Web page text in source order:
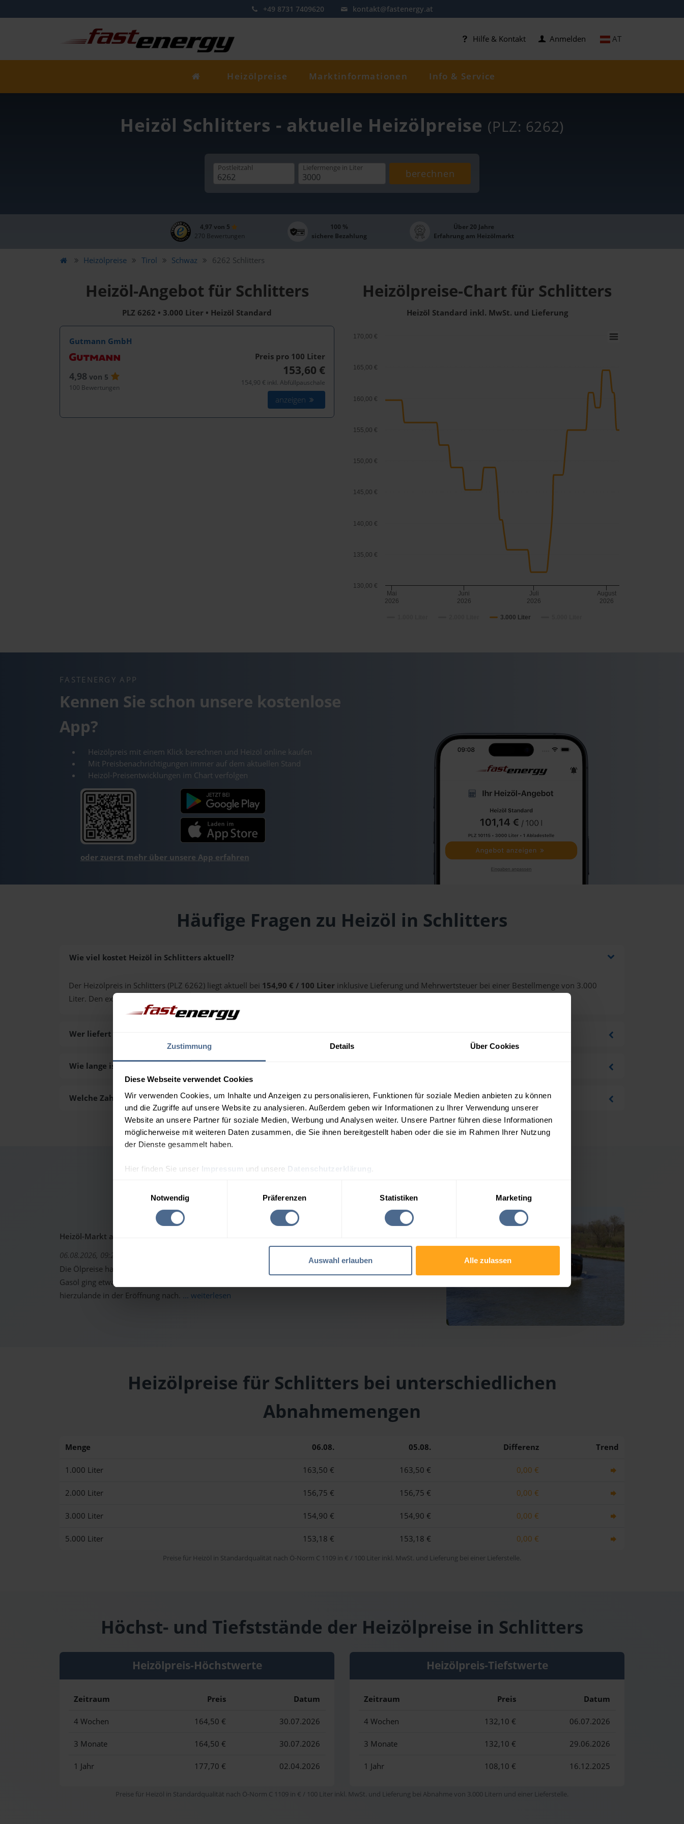
Zustimmung Details Über Cookies
Diese Webseite verwendet Cookies
Wir verwenden Cookies, um Inhalte und Anzeigen zu personalisieren, Funktionen für soziale Medien anbieten zu können
und die Zugriffe auf unsere Website zu analysieren. Außerdem geben wir Informationen zu Ihrer Verwendung unserer
Website an unsere Partner für soziale Medien, Werbung und Analysen weiter. Unsere Partner führen diese Informationen
möglicherweise mit weiteren Daten zusammen, die Sie ihnen bereitgestellt haben oder die sie im Rahmen Ihrer Nutzung
der Dienste gesammelt haben.
Hier finden Sie unser Impressum und unsere Datenschutzerklärung
Notwendig
Präferenzen Statistiken Marketing
Auswahl erlauben Alle zulassen
+49 8731 7409620 kontakt@fastenergy.at
AT
Hilfe & Kontakt Anmelden
Heizölpreise Marktinformationen Info & Service
Heizöl Schlitters - aktuelle Heizölpreise (PLZ: 6262)
Postleitzahl Liefermenge in Liter berechnen
4,97 von 5
270 Bewertungen
100 %
sichere Bezahlung
Über 20 Jahre
Erfahrung am Heizölmarkt
Heizölpreise Tirol Schwaz 6262 Schlitters
Heizöl-Angebot für Schlitters
PLZ 6262 • 3.000 Liter • Heizöl Standard
Gutmann GmbH
4,98 von 5
100 Bewertungen
Preis pro 100 Liter
153,60 €
154,90 € inkl. Abfüllpauschale
anzeigen
Heizölpreise-Chart für Schlitters
Heizöl Standard inkl. MwSt. und Lieferung
3.000 Liter
Mai
2026
Juni
2026
Juli
2026
August
2026
130,00 €
135,00 €
140,00 €
145,00 €
150,00 €
155,00 €
160,00 €
165,00 €
170,00 €
FASTENERGY APP
Kennen Sie schon unsere kostenlose
App?
Heizölpreis mit einem Klick berechnen und Heizöl online kaufen
Mit Preisbenachrichtigungen immer auf dem aktuellen Stand
Heizöl-Preisentwicklungen im Chart verfolgen
oder zuerst mehr über unsere App erfahren
Häufige Fragen zu Heizöl in Schlitters
Wie viel kostet Heizöl in Schlitters aktuell?
Der Heizölpreis in Schlitters (PLZ 6262) liegt aktuell bei 154,90 € / 100 Liter inklusive Lieferung und Mehrwertsteuer bei einer Bestellmenge von 3.000
Liter. Den exakten Preis für Ihre Wunschmenge erhalten Sie über unseren
Wer liefert das Heizöl in Schlitters aus?
Wie lange ist die Lieferzeit des Heizöls in Schlitters?
Welche Zahlungsarten gibt es?
Heizöl-Markt aktuell: Ölpreise erholen sich - Heizölpreise geben weiter nach
06.08.2026, 09:22 Uhr
Die Ölpreise haben sich gestern von den starken Verlusten der Vortage erholt. Rohöl tendierte seitwärts,
Gasöl ging etwas höher aus dem Handel. Trotzdem geben die Heizöl-Notierungen für Schlitters
hierzulande in der Eröffnung nach. ... weiterlesen
Heizölpreise für Schlitters bei unterschiedlichen
Abnahmemengen
Menge 06.08. 05.08. Differenz Trend
1.000 Liter 163,50 € 163,50 € 0,00 €
2.000 Liter 156,75 € 156,75 € 0,00 €
3.000 Liter 154,90 € 154,90 € 0,00 €
5.000 Liter 153,18 € 153,18 € 0,00 €
Preise für Heizöl in Standardqualität nach Ö-Norm C 1109 in € / 100 Liter inkl. MwSt. und Lieferung bei einer Lieferstelle.
Höchst- und Tiefststände der Heizölpreise in Schlitters
Heizölpreis-Höchstwerte
Zeitraum Preis Datum
4 Wochen 164,50 € 30.07.2026
3 Monate 164,50 € 30.07.2026
1 Jahr 177,70 € 02.04.2026
Heizölpreis-Tiefstwerte
Zeitraum Preis Datum
4 Wochen 132,10 € 06.07.2026
3 Monate 132,10 € 29.06.2026
1 Jahr 108,10 € 16.12.2025
Preise für Heizöl in Standardqualität nach Ö-Norm C 1109 in € / 100 Liter inkl. MwSt. und Lieferung bei Abnahme von 3.000 Litern und einer Lieferstelle.